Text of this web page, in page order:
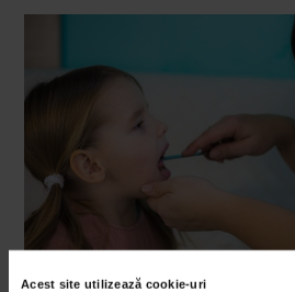
Acest site utilizează cookie-uri